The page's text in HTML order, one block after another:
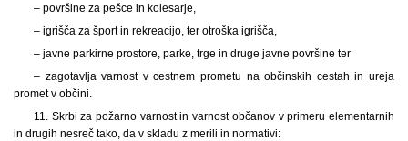
– površine za pešce in kolesarje,
– igrišča za šport in rekreacijo, ter otroška igrišča,
– javne parkirne prostore, parke, trge in druge javne površine ter
– zagotavlja varnost v cestnem prometu na občinskih cestah in ureja
promet v občini.
11. Skrbi za požarno varnost in varnost občanov v primeru elementarnih
in drugih nesreč tako, da v skladu z merili in normativi: